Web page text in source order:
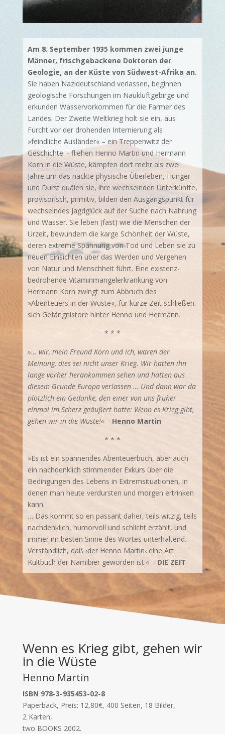
Am 8. September 1935 kommen zwei junge
Männer, frischgebackene Doktoren der
Geologie, an der Küste von Südwest-Afrika an.
Sie haben Nazideutschland verlassen, beginnen
geologische Forschungen im Naukluftgebirge und
erkunden Wasser­vorkommen für die Farmer des
Landes. Der Zweite Weltkrieg holt sie ein, aus
Furcht vor der drohenden Internierung als
»feindliche Ausländer« – ein Treppenwitz der
Geschichte – fliehen Henno Martin und Hermann
Korn in die Wüste, kämpfen dort mehr als zwei
Jahre um das nackte physische Überleben, Hunger
und Durst quälen sie, ihre wechselnden Unterkünfte,
provisorisch, primitiv, bilden den Aus­gangs­­­­punkt für
wechselndes Jagdglück auf der Suche nach Nahrung
und Wasser. Sie leben (fast) wie die Menschen der
Urzeit, bewundern die karge Schönheit der Wüste,
deren extreme Spannung von Tod und Leben sie zu
neuen Einsichten über das Werden und Vergehen
von Natur und Menschheit führt. Eine existenz­­
bedro­hen­de Vitamin­mangelerkrankung von
Hermann Korn zwingt zum Abbruch des
»Abenteuers in der Wüste«, für kurze Zeit schließen
sich Gefängnistore hinter Henno und Hermann.
* * *
»… wir, mein Freund Korn und ich, waren der
Meinung, dies sei nicht unser Krieg. Wir hatten ihn
lange vorher herankommen sehen und hatten aus
diesem Grunde Europa verlassen … Und dann war da
plötzlich ein Gedanke, den einer von uns früher
einmal im Scherz geäußert hatte: Wenn es Krieg gibt,
gehen wir in die Wüste!« – Henno Martin
* * *
»Es ist ein spannendes Abenteuerbuch, aber auch
ein nachdenklich stimmender Exkurs über die
Bedingungen des Lebens in Extremsituationen, in
denen man heute verdursten und morgen ertrinken
kann.
… Das kommt so en passant daher, teils witzig, teils
nachdenklich, humorvoll und schlicht erzählt, und
immer im besten Sinne des Wortes unterhaltend.
Verständlich, daß ›der Henno Martin‹ eine Art
Kultbuch der Namibier geworden ist.« – DIE ZEIT
Wenn es Krieg gibt, gehen wir
in die Wüste
Henno Martin
ISBN 978-3-935453-02-8
Paperback, Preis: 12,80€, 400 Seiten, 18 Bilder,
2 Karten,
two BOOKS 2002.